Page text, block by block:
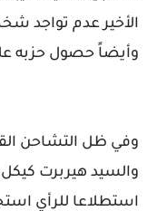
الأخير عدم تواجد
وأيضاً حصول حزبه
وفي ظل التشاحن
والسيد هيربرت
استطلاعا للرأي